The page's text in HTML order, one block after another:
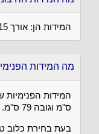
המידות הן: אורך 115 ס"מ, רוחב 66.5 ס"מ וגובה 85 ס"מ.
מה המידות
ס"מ וגובה 79 ס"מ.
בעת בחירת כלוב